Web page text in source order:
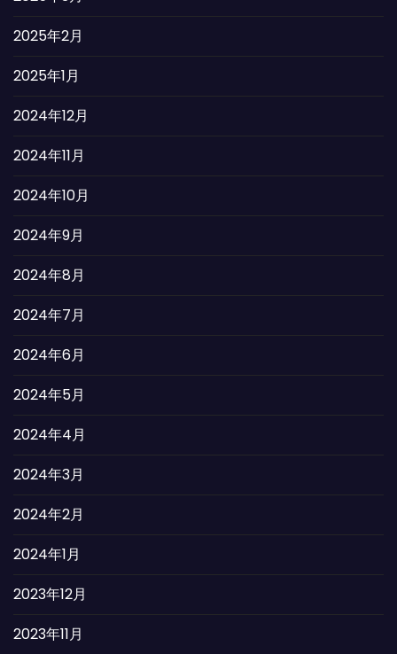
2025年2月
2025年1月
2024年12月
2024年11月
2024年10月
2024年9月
2024年8月
2024年7月
2024年6月
2024年5月
2024年4月
2024年3月
2024年2月
2024年1月
2023年12月
2023年11月